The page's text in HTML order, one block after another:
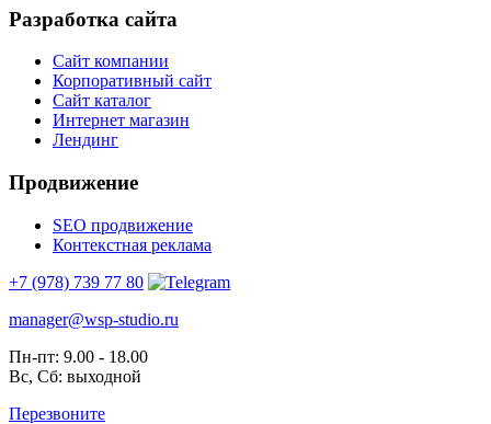
Разработка сайта
Сайт компании
Корпоративный сайт
Сайт каталог
Интернет магазин
Лендинг
Продвижение
SEO продвижение
Контекстная реклама
+7 (978) 739 77 80
manager@wsp-studio.ru
Пн-пт: 9.00 - 18.00
Вс, Сб: выходной
Перезвоните